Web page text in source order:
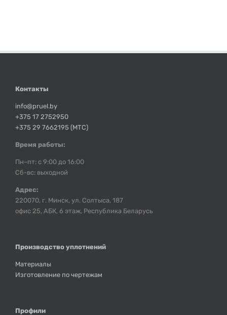
Контакты
info@pruel.by
+375 17 2752950
+375 29 7662195 (МТС)
Время работы:
Пн–пт: с 9:00 до 16:00
Сб-вс: выходной
Адрес:
220070, г. Минск, ул. Солтыса, 187
офис 25, АБК, 6 этаж, Республика Беларусь
Производство уплотнений
Материалы
Изготовление по чертежам
Профили